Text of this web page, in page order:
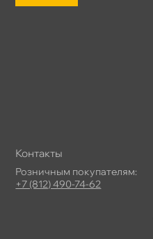
Контакты
Розничным покупателям:
+7 (812) 490-74-62